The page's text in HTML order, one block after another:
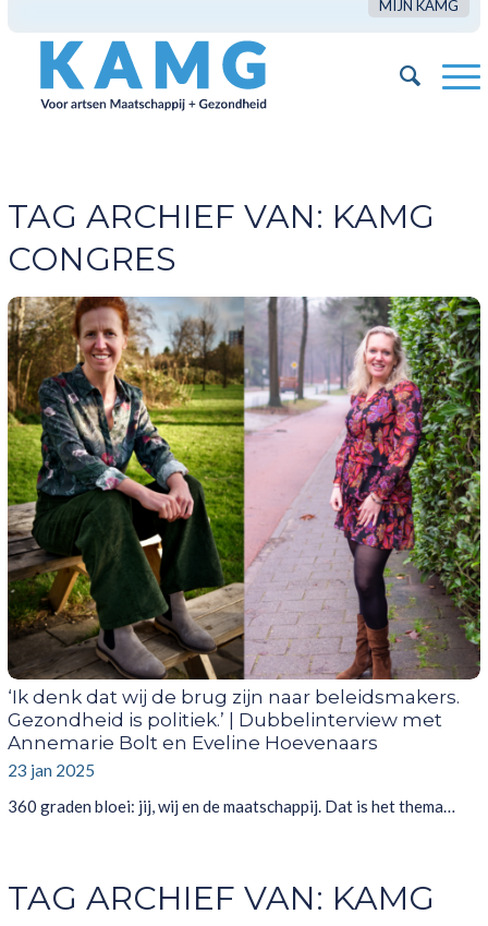
MIJN KAMG
TAG ARCHIEF VAN: KAMG
CONGRES
‘Ik denk dat wij de brug zijn naar beleidsmakers.
Gezondheid is politiek.’ | Dubbelinterview met
Annemarie Bolt en Eveline Hoevenaars
23 jan 2025
360 graden bloei: jij, wij en de maatschappij. Dat is het thema…
TAG ARCHIEF VAN: KAMG